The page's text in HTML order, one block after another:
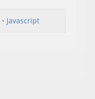
、 Javascript